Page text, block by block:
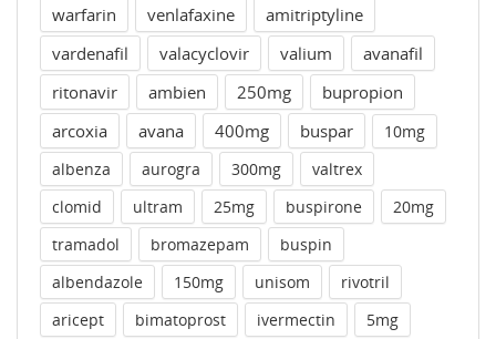
warfarin
venlafaxine
amitriptyline
vardenafil
valacyclovir valium
avanafil
ritonavir
ambien 250mg
bupropion
arcoxia
avana 400mg buspar
10mg
albenza
aurogra 300mg
valtrex
clomid
ultram 25mg buspirone
20mg
tramadol
bromazepam
buspin
albendazole
150mg unisom
rivotril
aricept
bimatoprost ivermectin
5mg